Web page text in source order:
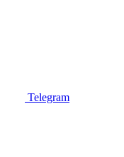
Telegram